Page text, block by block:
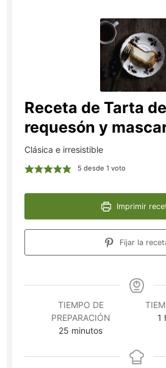
Receta de Tarta
requesón y
Clásica e irresistible
5 desde 1 voto
Imprimir
Fijar la
TIEMPO DE
PREPARACIÓN
25 minutos
minutos
1